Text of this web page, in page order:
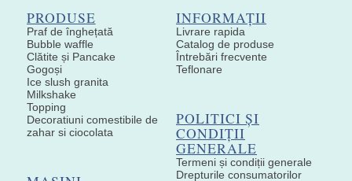
PRODUSE
Praf de înghețată
Bubble waffle
Clătite și Pancake
Gogoși
Ice slush granita
Milkshake
Topping
Decoratiuni comestibile de
zahar si ciocolata
INFORMAȚII
Livrare rapida
Catalog de produse
Întrebări frecvente
Teflonare
POLITICI ȘI
CONDIȚII
GENERALE
Termeni și condiții generale
Drepturile consumatorilor